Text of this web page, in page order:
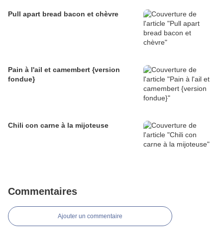
Pull apart bread bacon et chèvre
Pain à l'ail et camembert {version
fondue}
Chili con carne à la mijoteuse
Commentaires
Ajouter un commentaire